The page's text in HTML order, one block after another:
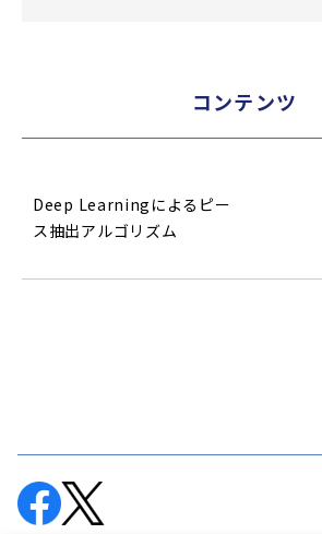
コンテンツ
Deep Learningによるピー
ス抽出アルゴリズム